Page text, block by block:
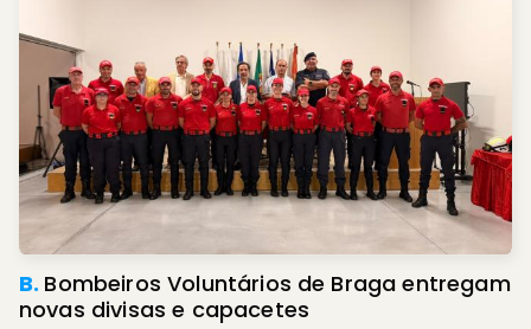
B. Bombeiros Voluntários de Braga entregam
novas divisas e capacetes